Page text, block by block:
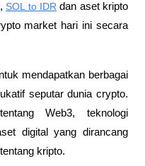
, SOL to IDR dan aset kripto
market hari ini secara
mendapatkan berbagai
seputar dunia crypto.
Web3, teknologi
digital yang dirancang
kripto.